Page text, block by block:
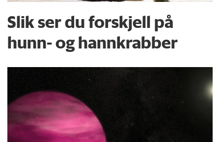
Slik ser du forskjell på
hunn- og hannkrabber